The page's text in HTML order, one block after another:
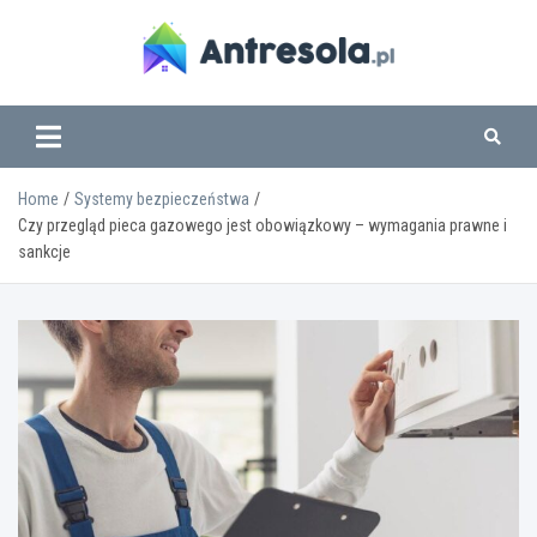
www.antresola.pl
Home
Systemy bezpieczeństwa
Czy przegląd pieca gazowego jest obowiązkowy – wymagania prawne i
sankcje